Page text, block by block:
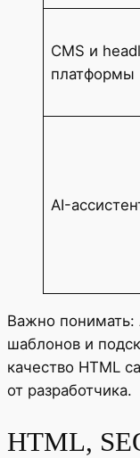
CMS и
платформы
AI-
Важно понимать:
шаблонов и
качество HTML
от разработчика.
HTML,